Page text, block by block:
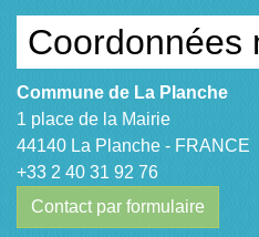
Coordonnées
Commune de La Planche
1 place de la Mairie
44140 La Planche - FRANCE
+33 2 40 31 92 76
Contact par formulaire